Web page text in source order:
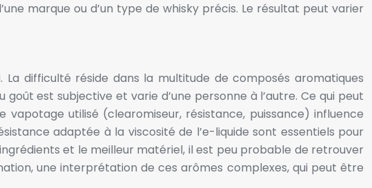
marque ou d’un type de whisky précis. Le résultat peut varier
difficulté réside dans la multitude de composés aromatiques
est subjective et varie d’une personne à l’autre. Ce qui peut
utilisé (clearomiseur, résistance, puissance) influence
adaptée à la viscosité de l’e-liquide sont essentiels pour
et le meilleur matériel, il est peu probable de retrouver
une interprétation de ces arômes complexes, qui peut être